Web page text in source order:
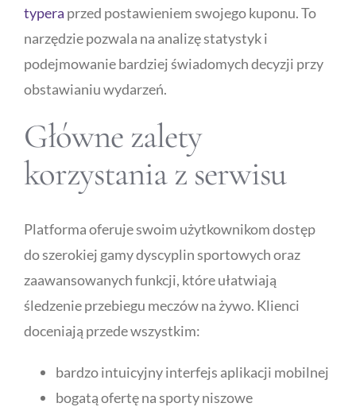
Publicity
Functional Labs
Ellen’s Journal
typera przed postawieniem swojego kuponu. To
narzędzie pozwala na analizę statystyk i
podejmowanie bardziej świadomych decyzji przy
obstawianiu wydarzeń.
Główne zalety
korzystania z serwisu
Platforma oferuje swoim użytkownikom dostęp
do szerokiej gamy dyscyplin sportowych oraz
zaawansowanych funkcji, które ułatwiają
śledzenie przebiegu meczów na żywo. Klienci
doceniają przede wszystkim:
bardzo intuicyjny interfejs aplikacji mobilnej
bogatą ofertę na sporty niszowe